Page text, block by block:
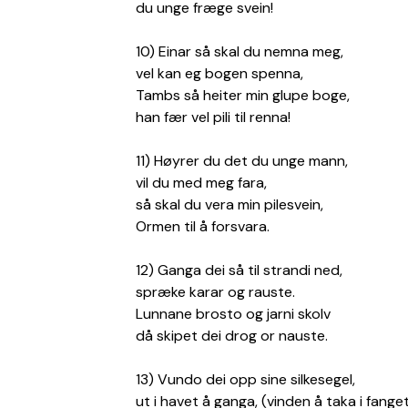
du unge fræge svein!
10) Einar så skal du nemna meg,
vel kan eg bogen spenna,
Tambs så heiter min glupe boge,
han fær vel pili til renna!
11) Høyrer du det du unge mann,
vil du med meg fara,
så skal du vera min pilesvein,
Ormen til å forsvara.
12) Ganga dei så til strandi ned,
spræke karar og rauste.
Lunnane brosto og jarni skolv
då skipet dei drog or nauste.
13) Vundo dei opp sine silkesegel,
ut i havet å ganga, (vinden å taka i